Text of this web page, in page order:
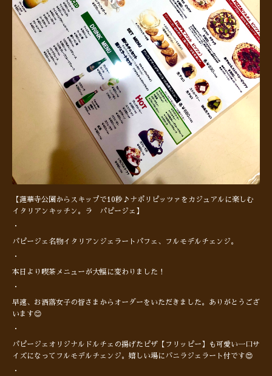
【蓮華寺公園からスキップで10秒♪ナポリピッツァをカジュアルに楽しむ
イタリアンキッチン。ラ パピージェ】
・
パピージェ名物イタリアンジェラートパフェ、フルモデルチェンジ。
・
本日より喫茶メニューが大幅に変わりました！
・
早速、お洒落女子の皆さまからオーダーをいただきました。ありがとうござ
います😊
・
パピージェオリジナルドルチェの揚げたピザ【フリッピー】も可愛い一口サ
イズになってフルモデルチェンジ。嬉しい場にバニラジェラート付です😍
・